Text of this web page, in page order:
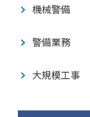
機械警備
警備業務
大規模工事